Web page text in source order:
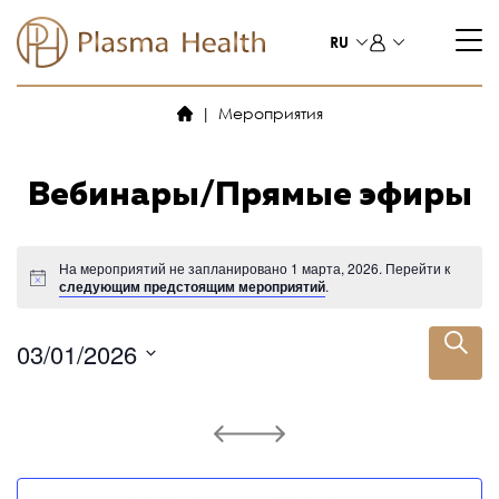
содержимому
RU
Мероприятия
Вебинары/Прямые эфиры
На мероприятий не запланировано 1 марта, 2026. Перейти к
следующим предстоящим мероприятий.
П
о
к
П
И
03/01/2026
т